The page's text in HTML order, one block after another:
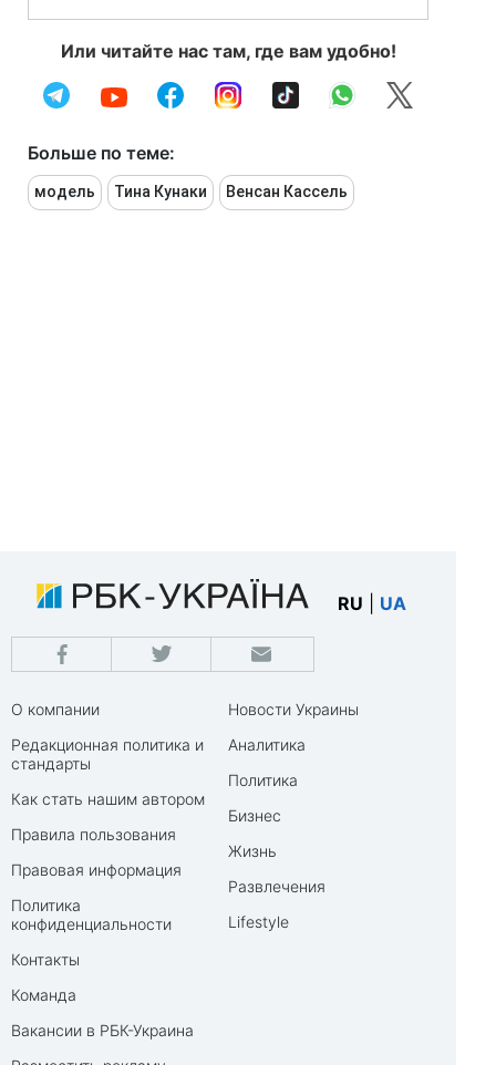
Или читайте нас там, где вам удобно!
Больше по теме:
модель Тина Кунаки Венсан Кассель
RU UA
О компании
Редакционная политика и
стандарты
Как стать нашим автором
Правила пользования
Правовая информация
Политика
конфиденциальности
Контакты
Команда
Вакансии в РБК-Украина
Новости Украины
Аналитика
Политика
Бизнес
Жизнь
Развлечения
Lifestyle